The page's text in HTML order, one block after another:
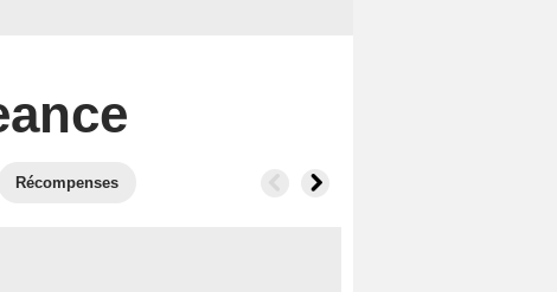
Récompenses